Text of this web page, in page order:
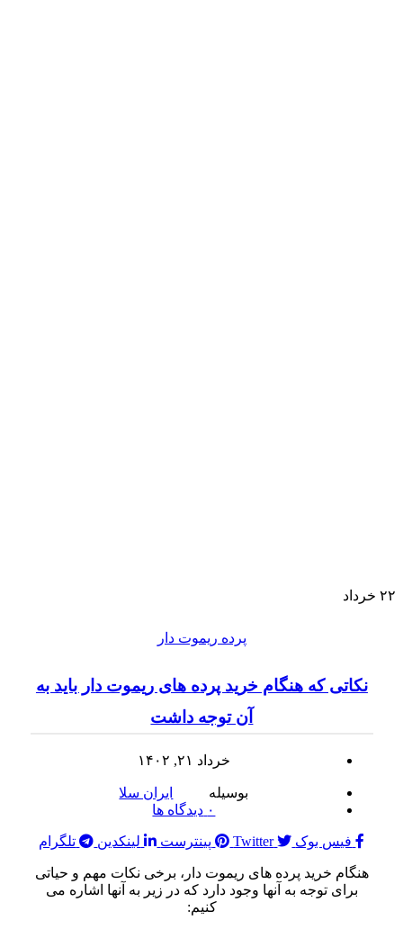
۲۲ خرداد
پرده ریموت دار
نکاتی که هنگام خرید پرده های ریموت دار باید به
آن توجه داشت
خرداد ۲۱, ۱۴۰۲
بوسیله
ایران سلا
۰ دیدگاه ها
فیس بوک Twitter پینترست لینکدین تلگرام
هنگام خرید پرده های ریموت دار، برخی نکات مهم و حیاتی
برای توجه به آنها وجود دارد که در زیر به آنها اشاره می
کنیم: